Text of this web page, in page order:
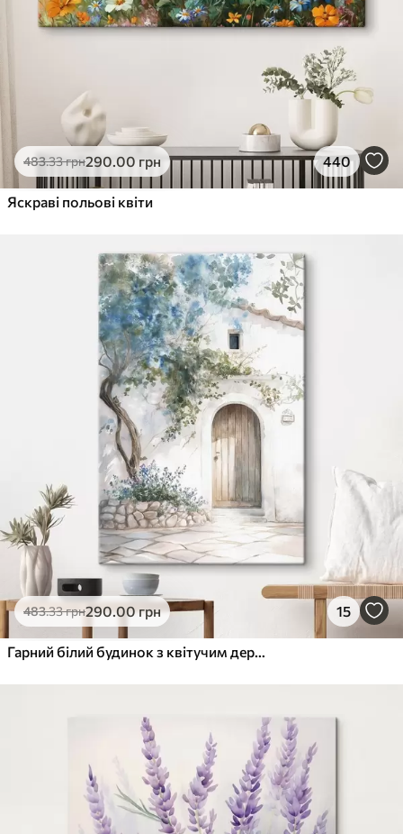
483.33грн290.00 грн 440
Яскраві польові квіти
483.33грн290.00грн 15
Гарний білий будинок з квітучим деревом, середземноморський, акварельний стиль